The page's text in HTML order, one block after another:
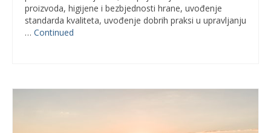
proizvoda, higijene i bezbjednosti hrane, uvođenje
standarda kvaliteta, uvođenje dobrih praksi u upravljanju
… Continued